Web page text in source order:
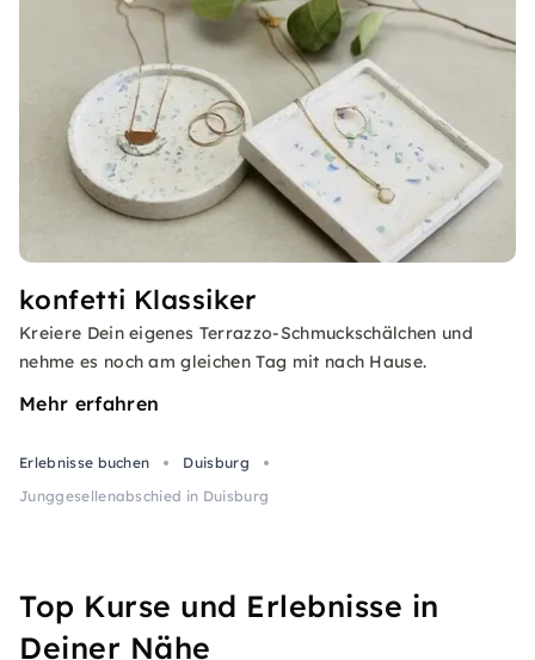
konfetti Klassiker
Kreiere Dein eigenes Terrazzo-Schmuckschälchen und
nehme es noch am gleichen Tag mit nach Hause.
Mehr erfahren
Erlebnisse buchen
Duisburg
Junggesellenabschied in Duisburg
Top Kurse und Erlebnisse in
Deiner Nähe